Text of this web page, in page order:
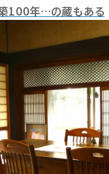
100年…の蔵もある